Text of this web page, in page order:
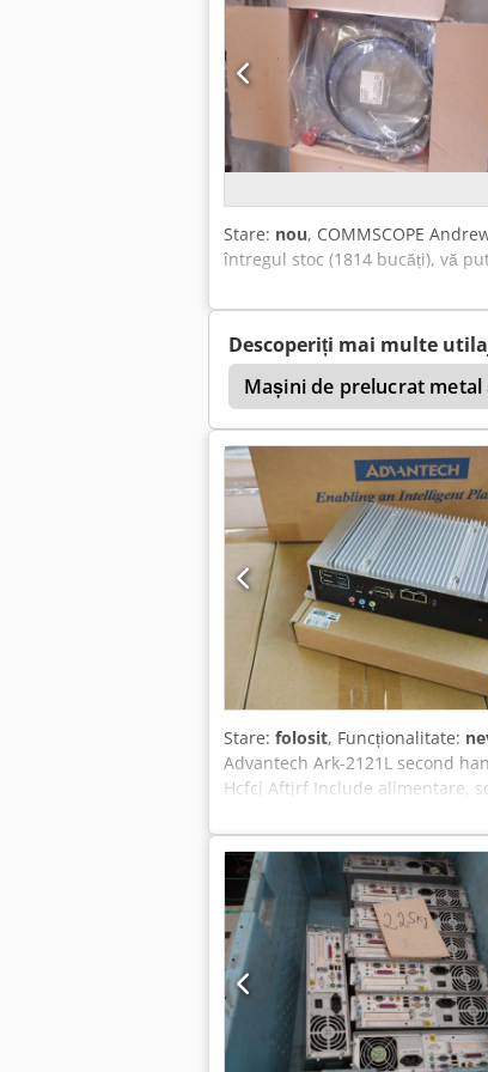
Stare: nou, COMMSCOPE
întregul stoc (1814 bucăți), vă
Descoperiți mai multe
Mașini de prelucrat
Stare: folosit, Funcționalitate:
Advantech Ark-2121L second
Hcfcj Aftjrf Include alimentare,